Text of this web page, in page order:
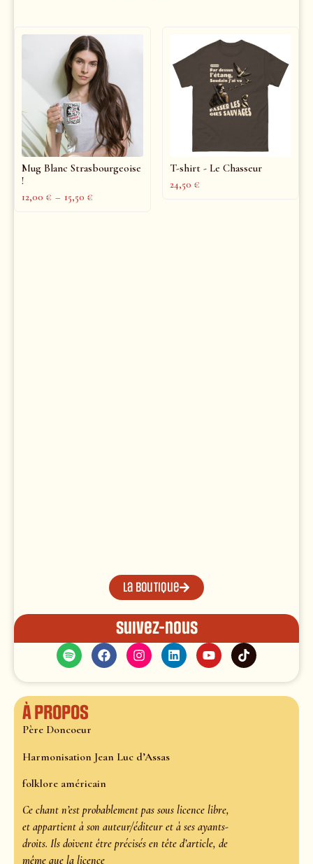
Mug Blanc Strasbourgeoise
!
12,00 € – 15,50 €
T-shirt - Le Chasseur
24,50 €
La boutique
Suivez-nous
À propos
Père Doncoeur
Harmonisation Jean Luc d’Assas
folklore américain
Ce chant n’est probablement pas sous licence libre,
et appartient à son auteur/éditeur et à ses ayants-
droits. Ils doivent être précisés en tête d’article, de
même que la licence